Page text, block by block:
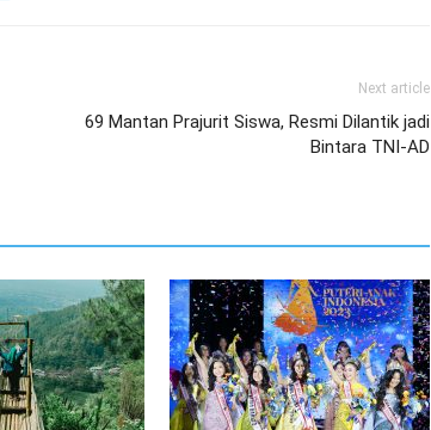
Next article
69 Mantan Prajurit Siswa, Resmi Dilantik jadi
Bintara TNI-AD